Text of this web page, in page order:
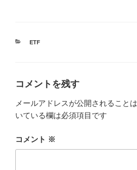
カ
ETF
コメントを残す
メールアドレスが公開されることは
いている欄は必須項目です
コメント ※